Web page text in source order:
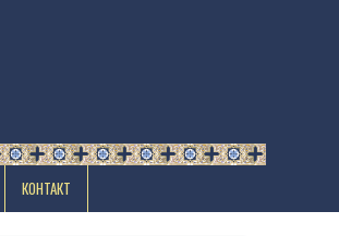
КОНТАКТ